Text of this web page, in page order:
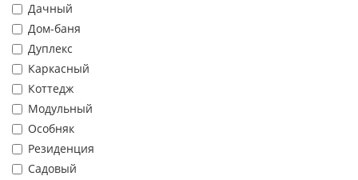
Дачный
Дом-баня
Дуплекс
Каркасный
Коттедж
Модульный
Особняк
Резиденция
Садовый